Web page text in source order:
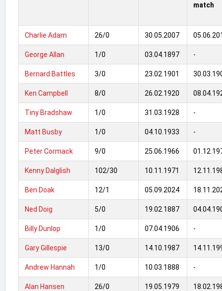
match
Charlie Adam 26/0 30.05.2007
George Allan 1/0 03.04.1897 -
Bernard Battles 3/0 23.02.1901
Ken Campbell 8/0 26.02.1920
Tiny Bradshaw 1/0 31.03.1928 -
Matt Busby 1/0 04.10.1933 -
Peter Cormack 9/0 25.06.1966
Kenny Dalglish 102/30 10.11.1971
Ben Doak 12/1 05.09.2024
Ned Doig 5/0 19.02.1887
Billy Dunlop 1/0 07.04.1906 -
Gary Gillespie 13/0 14.10.1987
Andrew Hannah 1/0 10.03.1888 -
Alan Hansen 26/0 19.05.1979